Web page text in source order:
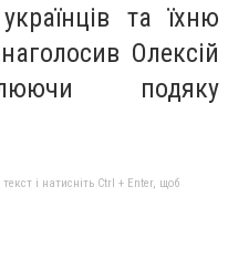
та їхню
Олексій
подяку
і натисніть Ctrl + Enter, щоб